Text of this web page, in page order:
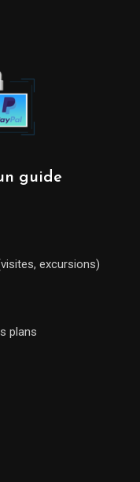
guide
excursions)
plans